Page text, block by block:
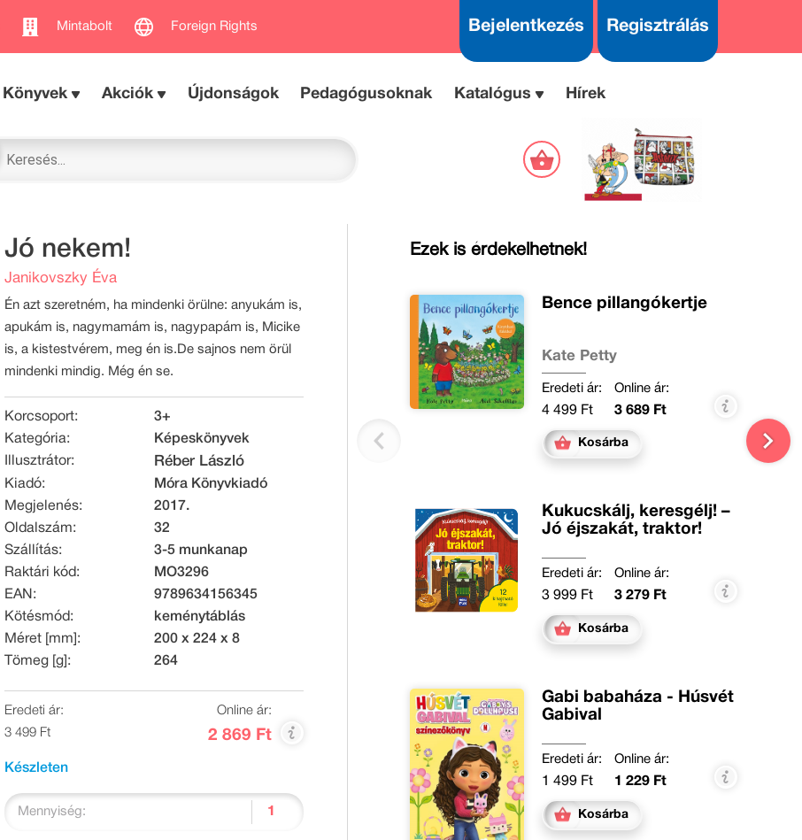
Mintabolt Foreign Rights Bejelentkezés Regisztrálás
Könyvek Akciók Újdonságok Pedagógusoknak Katalógus Hírek
Jó nekem!
Janikovszky Éva
Én azt szeretném, ha mindenki örülne: anyukám is,
apukám is, nagymamám is, nagypapám is, Micike
is, a kistestvérem, meg én is.De sajnos nem örül
mindenki mindig. Még én se.
Korcsoport:
3+
Kategória:
Képeskönyvek
Illusztrátor:
Réber László
Kiadó:
Móra Könyvkiadó
Megjelenés:
2017.
Oldalszám:
32
Szállítás:
3-5 munkanap
Raktári kód:
MO3296
EAN:
9789634156345
Kötésmód:
keménytáblás
Méret [mm]:
200 x 224 x 8
Tömeg [g]:
264
Eredeti ár:
3 499 Ft
Online ár:
2 869 Ft
Készleten
Mennyiség:
Ezek is érdekelhetnek!
Bence pillangókertje
Kate Petty
Eredeti ár:
4 499 Ft
Online ár:
3 689 Ft
Kosárba
Kukucskálj, keresgélj! –
Jó éjszakát, traktor!
Eredeti ár:
3 999 Ft
Online ár:
3 279 Ft
Kosárba
Gabi babaháza - Húsvét
Gabival
Eredeti ár:
1 499 Ft
Online ár:
1 229 Ft
Kosárba